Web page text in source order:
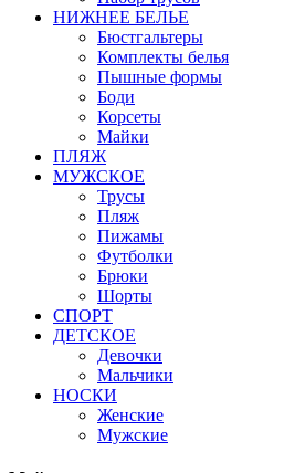
НИЖНЕЕ БЕЛЬЕ
Бюстгальтеры
Комплекты белья
Пышные формы
Боди
Корсеты
Майки
ПЛЯЖ
МУЖСКОЕ
Трусы
Пляж
Пижамы
Футболки
Брюки
Шорты
СПОРТ
ДЕТСКОЕ
Девочки
Мальчики
НОСКИ
Женские
Мужские